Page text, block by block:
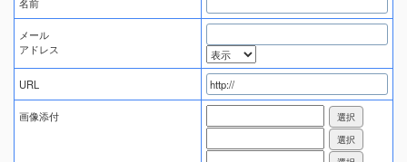
メール
アドレス
URL
画像添付